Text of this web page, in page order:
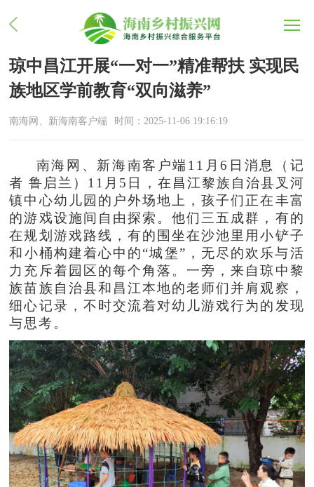
琼中昌江开展“一对一”精准帮扶 实现民
族地区学前教育“双向滋养”
南海网、新海南客户端 时间：2025-11-06 19:16:19
南海网、新海南客户端11月6日消息（记
者 鲁启兰）11月5日，在昌江黎族自治县叉河
镇中心幼儿园的户外场地上，孩子们正在丰富
的游戏设施间自由探索。他们三五成群，有的
在规划游戏路线，有的围坐在沙池里用小铲子
和小桶构建着心中的“城堡”，无尽的欢乐与活
力充斥着园区的每个角落。一旁，来自琼中黎
族苗族自治县和昌江本地的老师们并肩观察，
细心记录，不时交流着对幼儿游戏行为的发现
与思考。